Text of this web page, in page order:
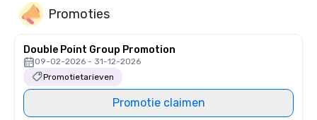
Promoties
Double Point Group Promotion
09-02-2026 - 31-12-2026
Promotietarieven
Promotie claimen